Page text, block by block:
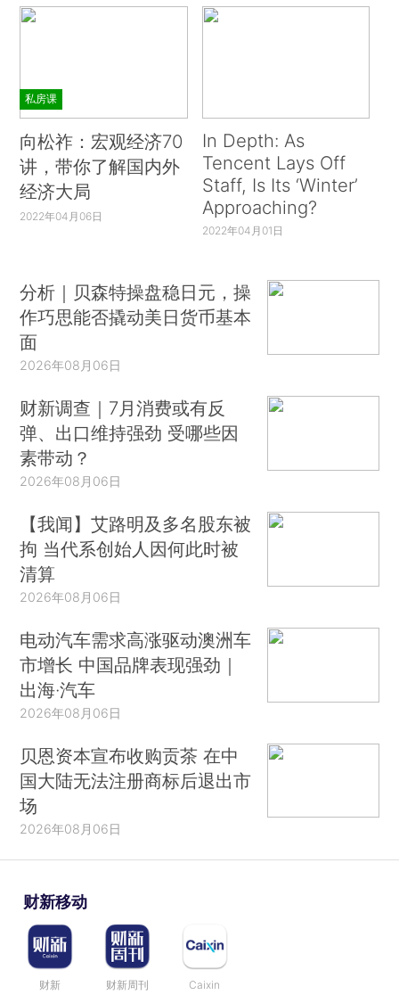
私房课
向松祚：宏观经济70
讲，带你了解国内外
经济大局
2022年04月06日
In Depth: As
Tencent Lays Off
Staff, Is Its ‘Winter’
Approaching?
2022年04月01日
分析｜贝森特操盘稳日元，操
作巧思能否撬动美日货币基本
面
2026年08月06日
财新调查｜7月消费或有反
弹、出口维持强劲 受哪些因
素带动？
2026年08月06日
【我闻】艾路明及多名股东被
拘 当代系创始人因何此时被
清算
2026年08月06日
电动汽车需求高涨驱动澳洲车
市增长 中国品牌表现强劲｜
出海·汽车
2026年08月06日
贝恩资本宣布收购贡茶 在中
国大陆无法注册商标后退出市
场
2026年08月06日
财新移动
财新 财新周刊 Caixin